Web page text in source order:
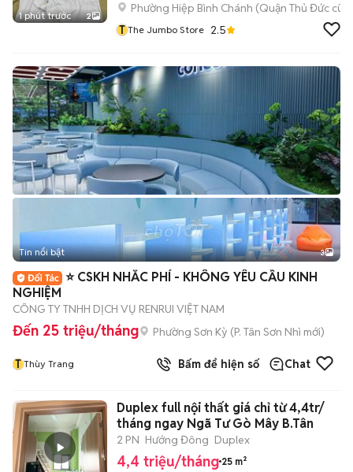
1 phút trước 2
Phường Hiệp Bình Chánh (Quận Thủ Đức cũ)
T The Jumbo Store 2.5
Tin nổi bật 3
⭐ CSKH NHẮC PHÍ - KHÔNG YÊU CẦU KINH
NGHIỆM
CÔNG TY TNHH DỊCH VỤ RENRUI VIỆT NAM
Đến 25 triệu/tháng Phường Sơn Kỳ (P. Tân Sơn Nhì mới)
T Thùy Trang Bấm để hiện số Chat
Duplex full nội thất giá chỉ từ 4,4tr/
tháng ngay Ngã Tư Gò Mây B.Tân
2 PN Hướng Đông Duplex
4,4 triệu/tháng 25 m²